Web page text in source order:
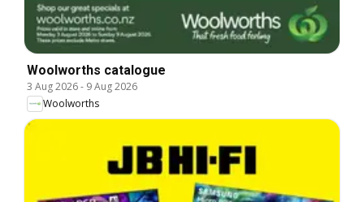
Woolworths catalogue
3 Aug 2026- 9 Aug 2026
Woolworths